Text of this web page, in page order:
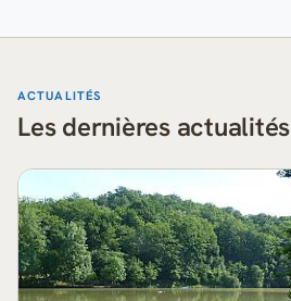
ACTUALITÉS
Les dernières actualités